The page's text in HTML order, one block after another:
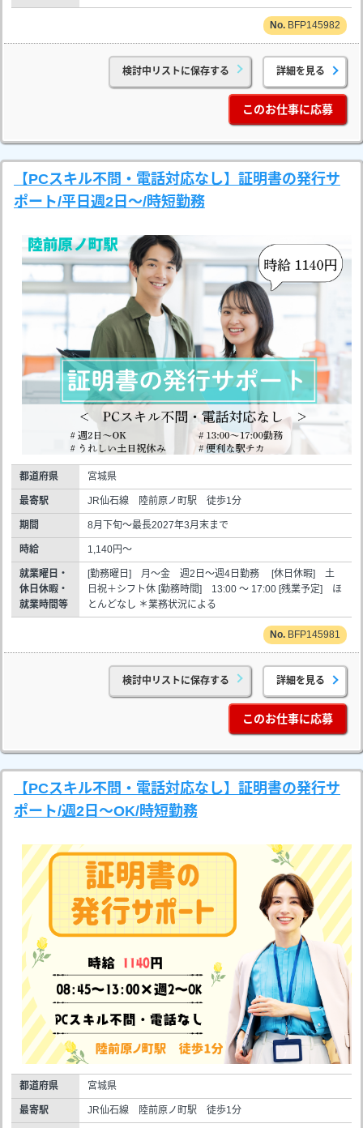
BFP145982
検討中リストに保存する 詳細を見る
このお仕事に応募
【PCスキル不問・電話対応なし】証明書の発行サ
ポート/平日週2日～/時短勤務
都道府県 宮城県
最寄駅 JR仙石線 陸前原ノ町駅 徒歩1分
期間 8月下旬～最長2027年3月末まで
時給 1,140円～
就業曜日・
休日休暇・
就業時間等
[勤務曜日] 月～金 週2日～週4日勤務 [休日休暇] 土
日祝＋シフト休 [勤務時間] 13:00 ～ 17:00 [残業予定] ほ
とんどなし ＊業務状況による
BFP145981
検討中リストに保存する 詳細を見る
このお仕事に応募
【PCスキル不問・電話対応なし】証明書の発行サ
ポート/週2日～OK/時短勤務
都道府県 宮城県
最寄駅 JR仙石線 陸前原ノ町駅 徒歩1分